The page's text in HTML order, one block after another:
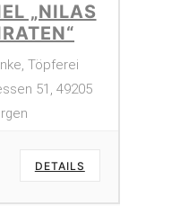
„NILAS
Töpferei
51, 49205
DETAILS